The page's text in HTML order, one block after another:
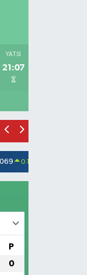
YATSI
21:07
yangında alevler
aldırış
0.17
P
0